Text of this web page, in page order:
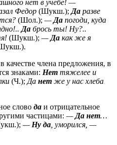
нет в учебе! —
Федор (Шукш.); Да разве
(Шол.); — Да погоди, куда
Да брось ты! Ну?..
(Шукш.); — Да как же я
качестве члена предложения, в
знаками: Нет тяжелее и
(Ч.); Да нет же у нас хлеба
слово да и отрицательное
частицами: — Да нет…
— Ну да , уморился, —